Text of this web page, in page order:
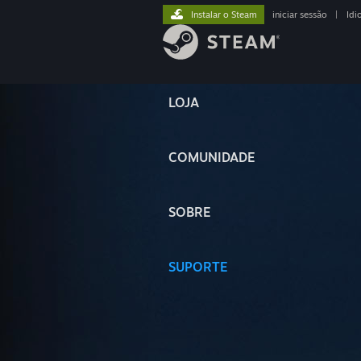
LOJA
COMUNIDADE
SOBRE
SUPORTE
Instalar o Steam iniciar sessão